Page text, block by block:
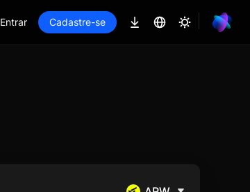
Entrar Cadastre-se